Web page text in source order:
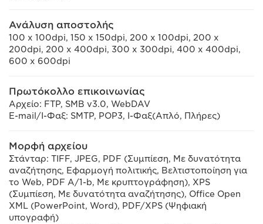
Ανάλυση αποστολής
100 x 100dpi, 150 x 150dpi, 200 x 100dpi, 200 x
200dpi, 200 x 400dpi, 300 x 300dpi, 400 x 400dpi,
600 x 600dpi
Πρωτόκολλο επικοινωνίας
Αρχείο: FTP, SMB v3.0, WebDAV
E-mail/I-Φαξ: SMTP, POP3, I-Φαξ(Απλό, Πλήρες)
Μορφή αρχείου
Στάνταρ: TIFF, JPEG, PDF (Συμπίεση, Με δυνατότητα
αναζήτησης, Εφαρμογή πολιτικής, Βελτιστοποίηση για
το Web, PDF A/1-b, Με κρυπτογράφηση), XPS
(Συμπίεση, Με δυνατότητα αναζήτησης), Office Open
XML (PowerPoint, Word), PDF/XPS (Ψηφιακή
υπογραφή)